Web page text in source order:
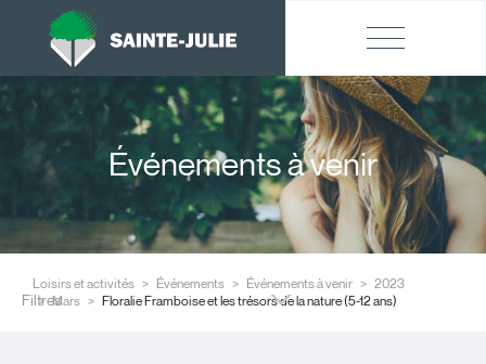
Événements à venir
Loisirs et activités Événements Événements à venir
2023
Mars
Floralie Framboise et les trésors de la nature (5-12 ans)
Filtres